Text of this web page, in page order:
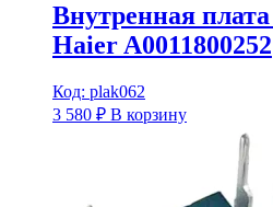
Внутренная
Haier A0011800252
Код: plak062
3 580 ₽ В корзину